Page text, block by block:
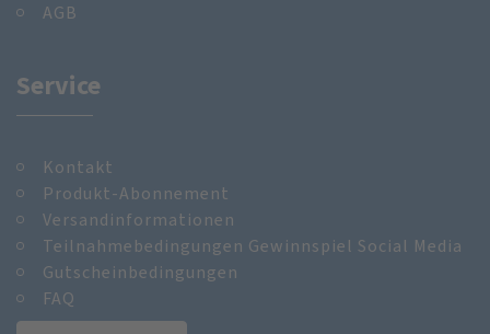
AGB
Service
Kontakt
Produkt-Abonnement
Versandinformationen
Teilnahmebedingungen Gewinnspiel Social Media
Gutscheinbedingungen
FAQ